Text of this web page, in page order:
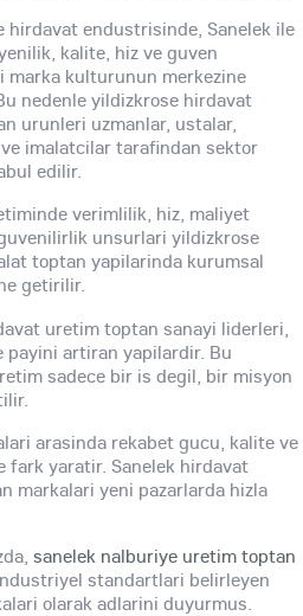
hirdavat endustrisinde, Sanelek ile
kalite, hiz ve guven
marka kulturunun merkezine
nedenle yildizkrose hirdavat
urunleri uzmanlar, ustalar,
imalatcilar tarafindan sektor
edilir.
verimlilik, hiz, maliyet
unsurlari yildizkrose
toptan yapilarinda kurumsal
getirilir.
uretim toptan sanayi liderleri,
artiran yapilardir. Bu
sadece bir is degil, bir misyon
arasinda rekabet gucu, kalite ve
fark yaratir. Sanelek hirdavat
markalari yeni pazarlarda hizla
sanelek nalburiye uretim toptan
standartlari belirleyen
olarak adlarini duyurmus.